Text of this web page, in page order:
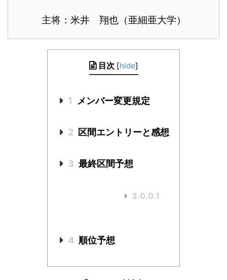
主将：米井 翔也（亜細亜大学）
目次 [hide]
1 メンバー変更規定
2 区間エントリーと感想
3 最終区間予想
3.0.0.1
4 順位予想